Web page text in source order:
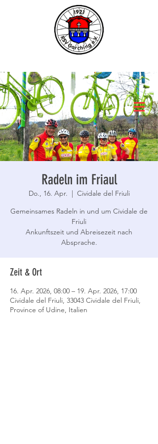
Radeln im Friaul
Do., 16. Apr.
  |
Cividale del Friuli
Gemeinsames Radeln in und um Cividale de
Friuli
Ankunftszeit und Abreisezeit nach
Absprache.
Zeit & Ort
16. Apr. 2026, 08:00 – 19. Apr. 2026, 17:00
Cividale del Friuli, 33043 Cividale del Friuli,
Province of Udine, Italien